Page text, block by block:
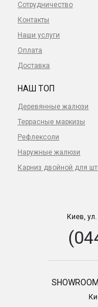
Сотрудничество
Контакты
Наши услуги
Оплата
Доставка
НАШ ТОП
Деревянные жалюзи
Террасные маркизы
Рефлексоли
Наружные жалюзи
Карниз двойной для
Киев,